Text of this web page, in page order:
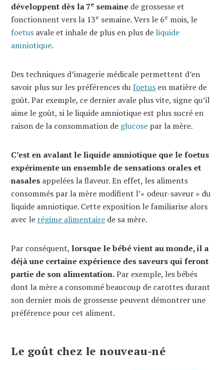
développent dès la 7e semaine de grossesse et
fonctionnent vers la 13e semaine. Vers le 6e mois, le
foetus avale et inhale de plus en plus de liquide
amniotique.
Des techniques d’imagerie médicale permettent d’en
savoir plus sur les préférences du foetus en matière de
goût. Par exemple, ce dernier avale plus vite, signe qu’il
aime le goût, si le liquide amniotique est plus sucré en
raison de la consommation de glucose par la mère.
C’est en avalant le liquide amniotique que le foetus
expérimente un ensemble de sensations orales et
nasales appelées la flaveur. En effet, les aliments
consommés par la mère modifient l’« odeur-saveur » du
liquide amniotique. Cette exposition le familiarise alors
avec le régime alimentaire de sa mère.
Par conséquent, lorsque le bébé vient au monde, il a
déjà une certaine expérience des saveurs qui feront
partie de son alimentation.Par exemple, les bébés
dont la mère a consommé beaucoup de carottes durant
son dernier mois de grossesse peuvent démontrer une
préférence pour cet aliment.
Le goût chez le nouveau-né